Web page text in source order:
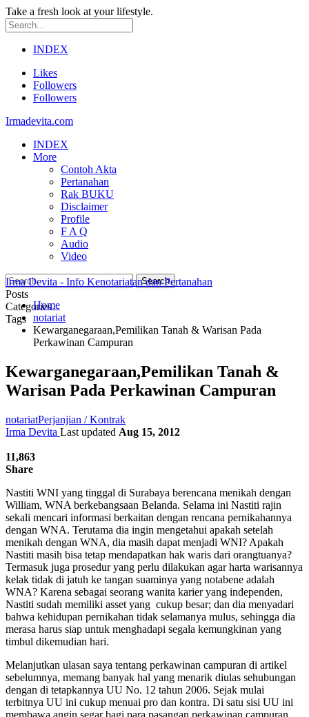
Take a fresh look at your lifestyle.
INDEX
Likes
Followers
Followers
Irmadevita.com
INDEX
More
Contoh Akta
Pertanahan
Rak BUKU
Disclaimer
Profile
F A Q
Audio
Video
Posts
Categories
Tags
Irma Devita - Info Kenotariatan dan Pertanahan
Home
notariat
Kewarganegaraan,Pemilikan Tanah & Warisan Pada
Perkawinan Campuran
Kewarganegaraan,Pemilikan Tanah &
Warisan Pada Perkawinan Campuran
notariatPerjanjian / Kontrak
Irma Devita Last updated Aug 15, 2012
11,863
Share
Nastiti WNI yang tinggal di Surabaya berencana menikah dengan
William, WNA berkebangsaan Belanda. Selama ini Nastiti rajin
sekali mencari informasi berkaitan dengan rencana pernikahannya
dengan WNA. Terutama dia ingin mengetahui apakah setelah
menikah dengan WNA, dia masih dapat menjadi WNI? Apakah
Nastiti masih bisa tetap mendapatkan hak waris dari orangtuanya?
Termasuk juga prosedur yang perlu dilakukan agar harta warisannya
kelak tidak di jatuh ke tangan suaminya yang notabene adalah
WNA? Karena sebagai seorang wanita karier yang independen,
Nastiti sudah memiliki asset yang cukup besar; dan dia menyadari
bahwa kehidupan pernikahan tidak selamanya mulus, sehingga dia
merasa harus siap untuk menghadapi segala kemungkinan yang
timbul dikemudian hari.
Melanjutkan ulasan saya tentang perkawinan campuran di artikel
sebelumnya, memang banyak hal yang menarik diulas sehubungan
dengan di tetapkannya UU No. 12 tahun 2006. Sejak mulai
terbitnya UU ini cukup menuai pro dan kontra. Di satu sisi UU ini
membawa angin segar bagi para pasangan perkawinan campuran